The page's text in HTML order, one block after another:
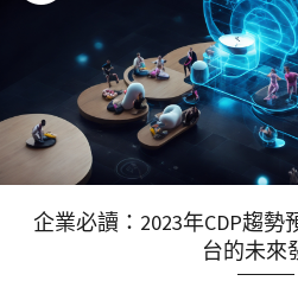
企業必讀：2023年CDP趨
台的未來